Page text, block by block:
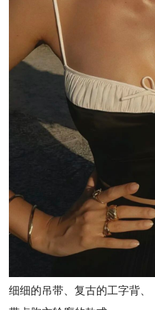
细细的吊带、复古的工字背、